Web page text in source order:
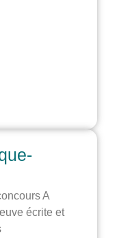
A
écrite et